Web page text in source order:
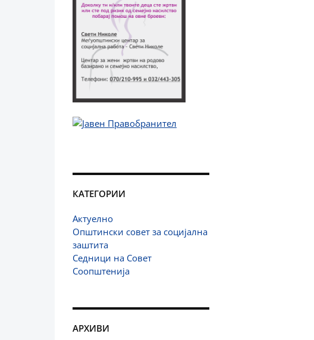
КАТЕГОРИИ
Актуелно
Општински совет за социјална
заштита
Седници на Совет
Соопштенија
АРХИВИ